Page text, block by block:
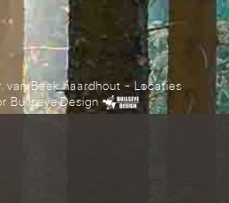
Beek haardhout-Locaties
Bullseye Design